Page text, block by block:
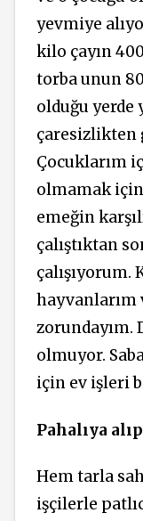
yevmiye
kilo çayın
torba unun
olduğu yerde
çaresizlikten
Çocuklarım
olmamak için
emeğin
çalıştıktan
çalışıyorum.
hayvanlarım
zorundayım.
olmuyor.
için ev işleri
Pahalıya
Hem tarla
işçilerle